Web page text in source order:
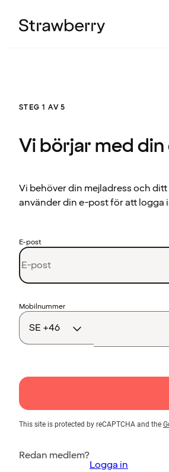
STEG 1 AV 5
Vi börjar med
Vi behöver din mejladress och
använder din e-post för att logga
E-post
Landskod
Mobilnummer
This site is protected by reCAPTCHA and the
Redan medlem?
Logga in